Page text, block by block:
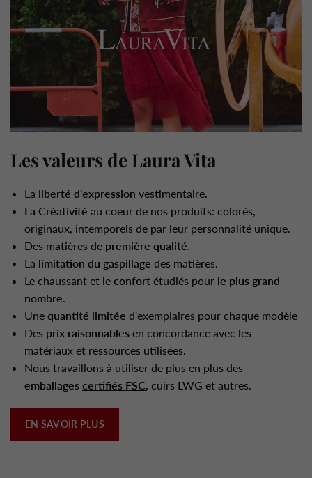
Les valeurs de Laura Vita
La liberté d'expression vestimentaire.
La Créativité au coeur de nos produits: colorés,
originaux, intemporels de par leur personnalité unique.
Des matières de première qualité.
La limitation du gaspillage des matières.
Le chaussant et le confort étudiés pour le plus grand
nombre.
Une quantité limitée d'exemplaires pour chaque modèle
Des prix raisonnables en concordance avec les
matériaux et ressources utilisées.
Nous travaillons à utiliser de plus en plus des
emballages certifiés FSC, cuirs LWG et autres.
EN SAVOIR PLUS